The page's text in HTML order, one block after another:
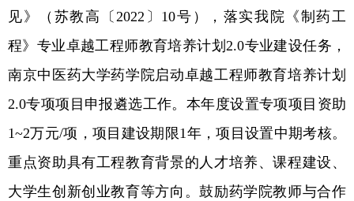
见》（苏教高〔2022 〕 10号），落实我院《制药工
程》专业卓越工程师教育培养计划2.0专业建设任务，
南京中医药大学药学院启动卓越工程师教育培养计划
2.0专项项目申报遴选工作。本年度设置专项项目资助
1~2万元/项，项目建设期限1年，项目设置中期考核。
重点资助具有工程教育背景的人才培养、课程建设、
大学生创新创业教育等方向 。鼓励药学院教师与合作